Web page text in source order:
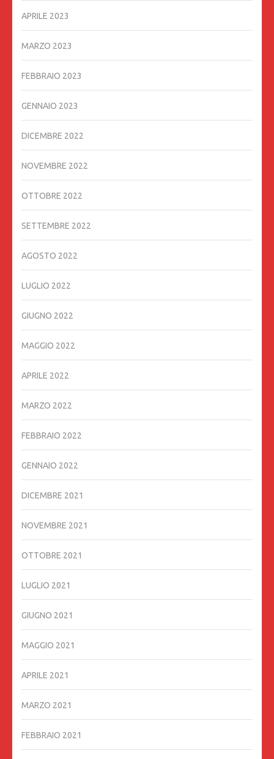
APRILE 2023
MARZO 2023
FEBBRAIO 2023
GENNAIO 2023
DICEMBRE 2022
NOVEMBRE 2022
OTTOBRE 2022
SETTEMBRE 2022
AGOSTO 2022
LUGLIO 2022
GIUGNO 2022
MAGGIO 2022
APRILE 2022
MARZO 2022
FEBBRAIO 2022
GENNAIO 2022
DICEMBRE 2021
NOVEMBRE 2021
OTTOBRE 2021
LUGLIO 2021
GIUGNO 2021
MAGGIO 2021
APRILE 2021
MARZO 2021
FEBBRAIO 2021